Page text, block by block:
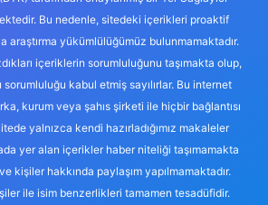
Bu nedenle, sitedeki içerikleri proaktif
araştırma yükümlülüğümüz bulunmamaktadır.
içeriklerin sorumluluğunu taşımakta olup,
kabul etmiş sayılırlar. Bu internet
kurum veya şahıs şirketi ile hiçbir bağlantısı
yalnızca kendi hazırladığımız makaleler
yer alan içerikler haber niteliği taşımamakta
kişiler hakkında paylaşım yapılmamaktadır.
ile isim benzerlikleri tamamen tesadüfidir.